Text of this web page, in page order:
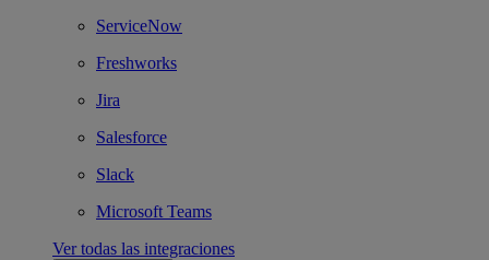
ServiceNow
Freshworks
Jira
Salesforce
Slack
Microsoft Teams
Ver todas las integraciones